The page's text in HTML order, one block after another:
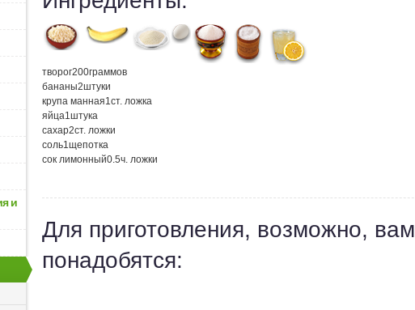
и
творог200граммов
бананы2штуки
крупа манная1ст. ложка
яйца1штука
сахар2ст. ложки
соль1щепотка
сок лимонный0.5ч. ложки
Для приготовления, возможно, вам
понадобятся: